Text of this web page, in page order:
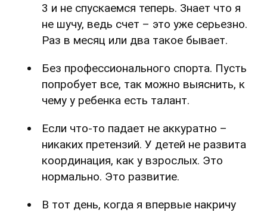
3 и не спускаемся теперь. Знает что я
не шучу, ведь счет – это уже серьезно.
Раз в месяц или два такое бывает.
Без профессионального спорта. Пусть
попробует все, так можно выяснить, к
чему у ребенка есть талант.
Если что-то падает не аккуратно –
никаких претензий. У детей не развита
координация, как у взрослых. Это
нормально. Это развитие.
В тот день, когда я впервые накричу